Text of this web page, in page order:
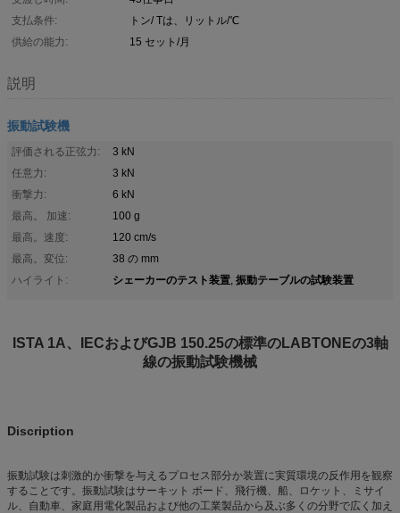
支払条件:
トン/ Tは、リットル/℃
供給の能力:
15 セット/月
説明
振動試験機
評価される正弦力:
3 kN
任意力:
3 kN
衝撃力:
6 kN
最高。 加速:
100 g
最高。速度:
120 cm/s
最高。変位:
38 の mm
ハイライト:
シェーカーのテスト装置, 振動テーブルの試験装置
ISTA 1A、IECおよびGJB 150.25の標準のLABTONEの3軸
線の振動試験機械
Discription
振動試験は刺激的か衝撃を与えるプロセス部分か装置に実質環境の反作用を観察
することです。振動試験はサーキット ボード、飛行機、船、ロケット、ミサイ
ル、自動車、家庭用電化製品および他の工業製品から及ぶ多くの分野で広く加え